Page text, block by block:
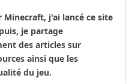
Minecraft, j'ai lancé ce site
je partage
des articles sur
ainsi que les
du jeu.